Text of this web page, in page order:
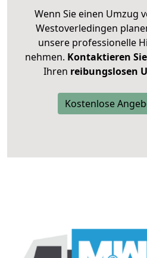
Wenn Sie einen Umzug
Westoverledingen
unsere professionelle
nehmen. Kontaktieren
Ihren reibungslosen
Kostenlose